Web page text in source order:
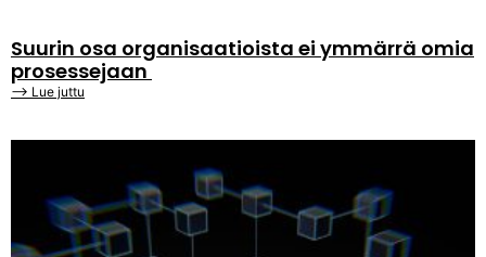
Suurin osa organisaatioista ei ymmärrä omia
prosessejaan
⟶ Lue juttu